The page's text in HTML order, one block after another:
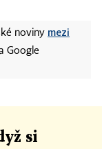
noviny mezi
Google
si